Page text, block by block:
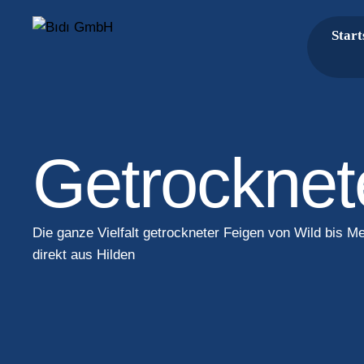
Die ganze Vielfalt getrockneter Feigen von Wild bis
direkt aus Hilden